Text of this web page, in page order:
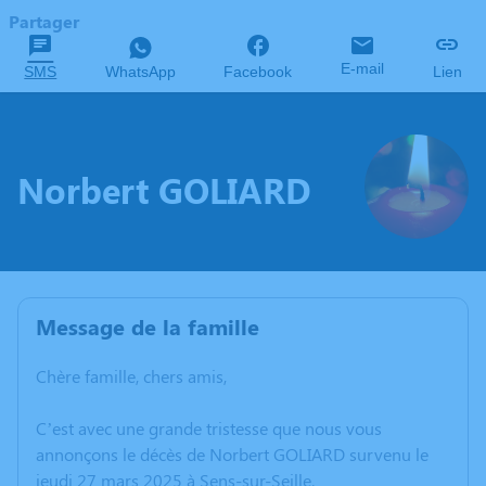
Partager
SMS WhatsApp Facebook E-mail Lien
Norbert GOLIARD
Message de la famille
Chère famille, chers amis,
C’est avec une grande tristesse que nous vous
annonçons le décès de Norbert GOLIARD survenu le
jeudi 27 mars 2025 à Sens-sur-Seille.